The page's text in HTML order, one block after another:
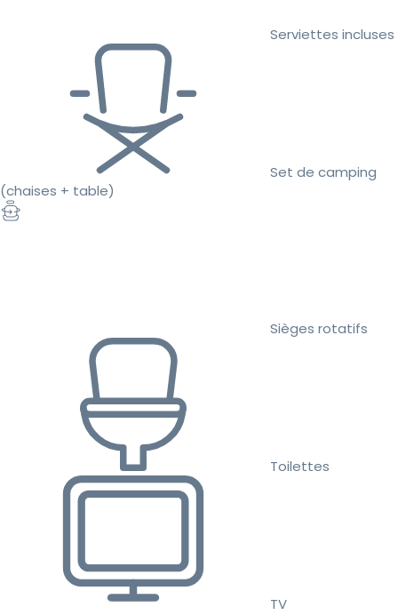
Serviettes incluses
Set de camping
(chaises + table)
Sièges rotatifs
Toilettes
TV